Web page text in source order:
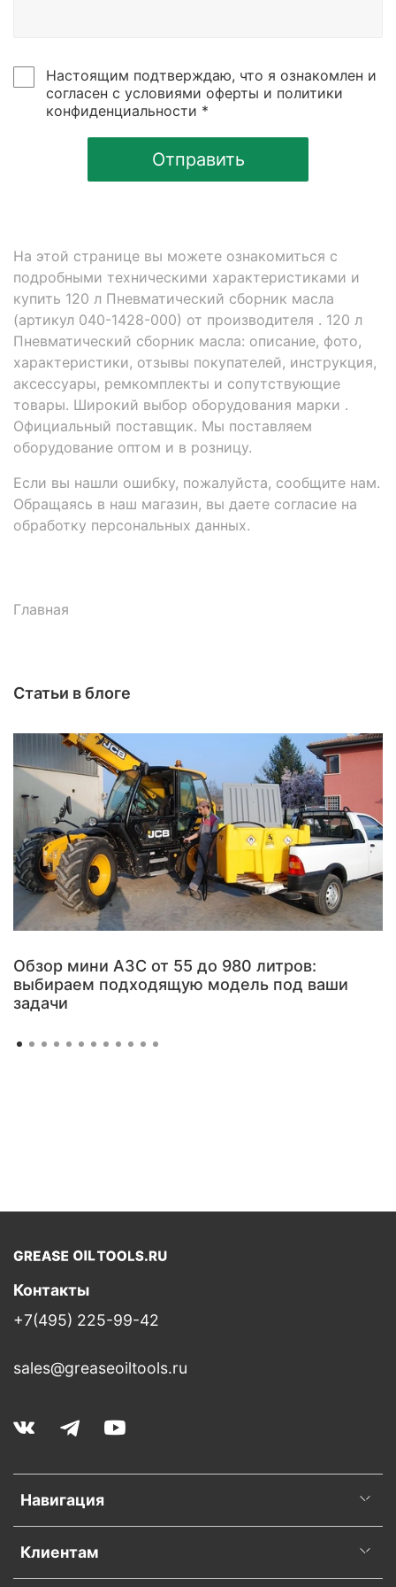
Настоящим подтверждаю, что я ознакомлен и
согласен с условиями оферты и политики
конфиденциальности *
Отправить
На этой странице вы можете ознакомиться с
подробными техническими характеристиками и
купить 120 л Пневматический сборник масла
(артикул 040-1428-000) от производителя . 120 л
Пневматический сборник масла: описание, фото,
характеристики, отзывы покупателей, инструкция,
аксессуары, ремкомплекты и сопутствующие
товары. Широкий выбор оборудования марки .
Официальный поставщик. Мы поставляем
оборудование оптом и в розницу.
Если вы нашли ошибку, пожалуйста, сообщите нам.
Обращаясь в наш магазин, вы даете согласие на
обработку персональных данных.
Главная
Статьи в блоге
Обзор мини АЗС от 55 до 980 литров:
выбираем подходящую модель под ваши
задачи
Навигация
Клиентам
Контакты
+7(495) 225-99-42
sales@greaseoiltools.ru